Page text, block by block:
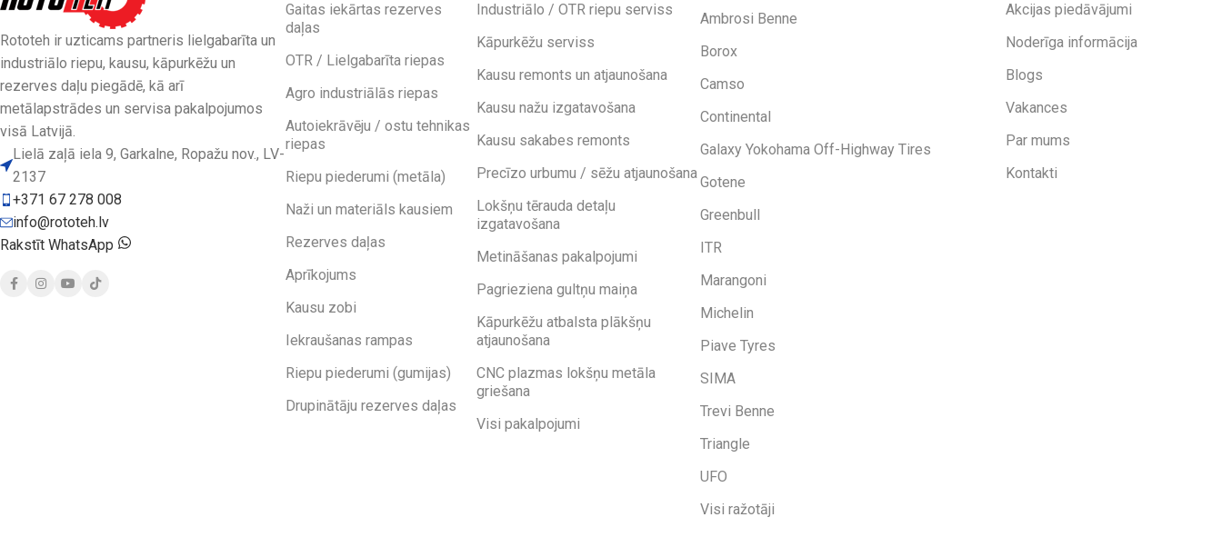
Rototeh ir uzticams partneris lielgabarīta un
industriālo riepu, kausu, kāpurkēžu un
rezerves daļu piegādē, kā arī
metālapstrādes un servisa pakalpojumos
visā Latvijā.
Lielā zaļā iela 9, Garkalne, Ropažu nov., LV-
2137
+371 67 278 008
info@rototeh.lv
Rakstīt WhatsApp
Gaitas iekārtas rezerves
daļas
OTR / Lielgabarīta riepas
Agro industriālās riepas
Autoiekrāvēju / ostu tehnikas
riepas
Riepu piederumi (metāla)
Naži un materiāls kausiem
Rezerves daļas
Aprīkojums
Kausu zobi
Iekraušanas rampas
Riepu piederumi (gumijas)
Drupinātāju rezerves daļas
Industriālo / OTR riepu serviss
Kāpurkēžu serviss
Kausu remonts un atjaunošana
Kausu nažu izgatavošana
Kausu sakabes remonts
Precīzo urbumu / sēžu atjaunošana
Lokšņu tērauda detaļu
izgatavošana
Metināšanas pakalpojumi
Pagrieziena gultņu maiņa
Kāpurkēžu atbalsta plākšņu
atjaunošana
CNC plazmas lokšņu metāla
griešana
Visi pakalpojumi
Ambrosi Benne
Borox
Camso
Continental
Galaxy Yokohama Off-Highway Tires
Gotene
Greenbull
ITR
Marangoni
Michelin
Piave Tyres
SIMA
Trevi Benne
Triangle
UFO
Visi ražotāji
Akcijas piedāvājumi
Noderīga informācija
Blogs
Vakances
Par mums
Kontakti